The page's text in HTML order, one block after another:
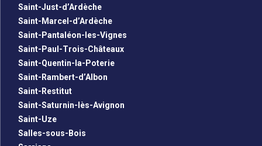
Saint-Just-d’Ardèche
Saint-Marcel-d’Ardèche
Saint-Pantaléon-les-Vignes
Saint-Paul-Trois-Châteaux
Saint-Quentin-la-Poterie
Saint-Rambert-d’Albon
Saint-Restitut
Saint-Saturnin-lès-Avignon
Saint-Uze
Salles-sous-Bois